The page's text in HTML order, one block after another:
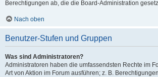
Berechtigungen ab, die die Board-Administration
Nach oben
Benutzer-Stufen und Gruppen
Was sind Administratoren?
Administratoren haben die umfassendsten Rechte im
Art von Aktion im Forum ausführen; z. B.